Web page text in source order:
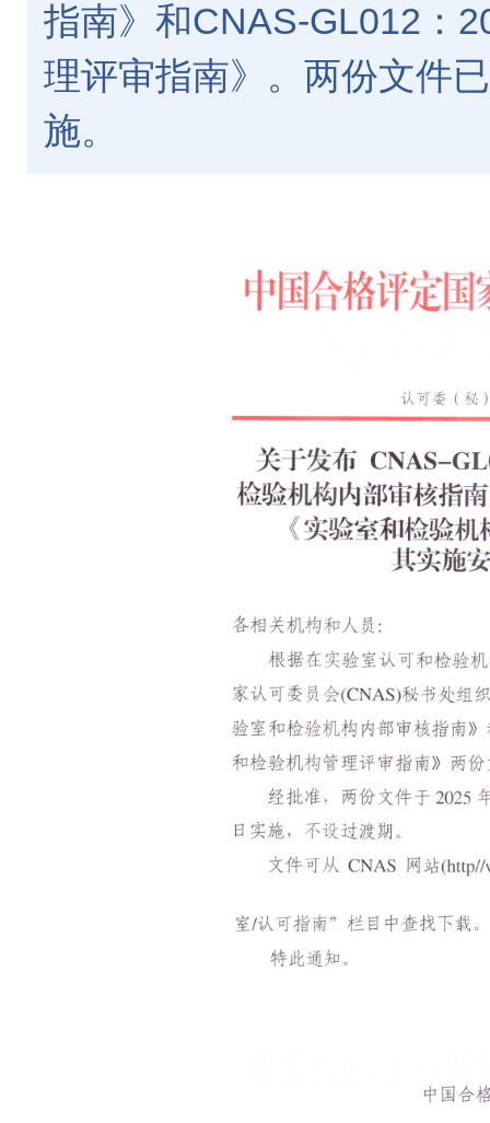
指南》和CNAS-GL012：
理评审指南》。两份文件
施。